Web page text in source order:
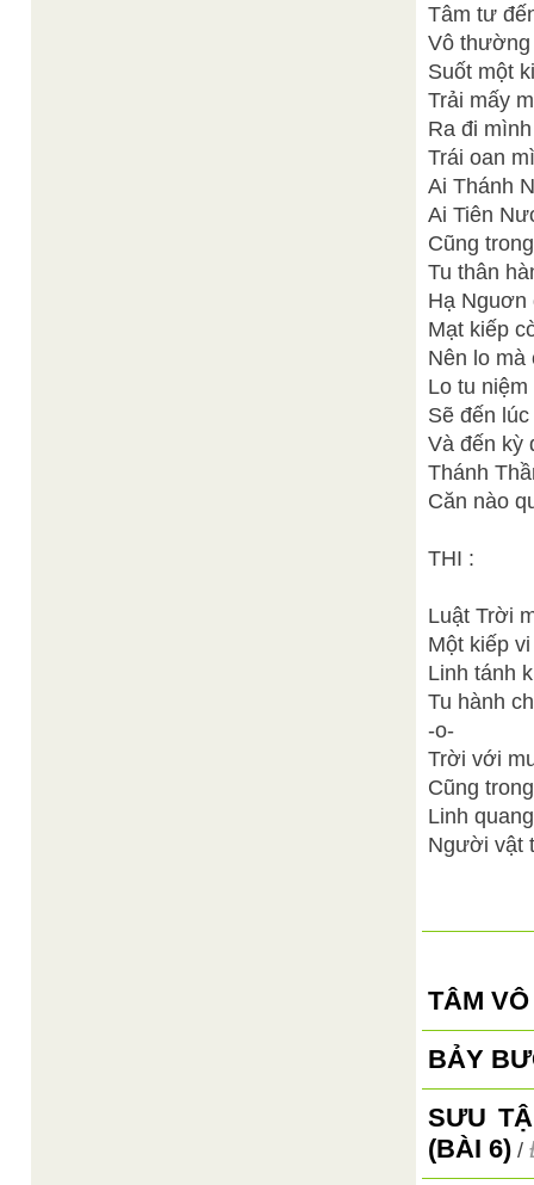
Tâm tư
Vô thường
Suốt một
Trải mấy
Ra đi
Trái oan
Ai Thánh
Ai Tiên
Cũng
Tu thân
Hạ
Mạt kiếp
Nên lo mà
Lo tu
Sẽ đến
Và đến kỳ
Thánh
Căn nào
THI :
Luật Trời
Một kiếp
Linh tánh
Tu hành
-o-
Trời với
Cũng
Linh
Người vật
TÂM
BẢY
SƯU
(BÀI 6) /